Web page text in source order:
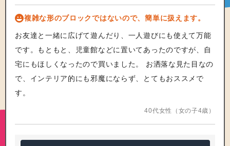
複雑な形のブロックではないので、簡単に扱えます。
お友達と一緒に広げて遊んだり、一人遊びにも使えて万能
です。もともと、児童館などに置いてあったのですが、自
宅にもほしくなったので買いました。 お洒落な見た目なの
で、インテリア的にも邪魔にならず、とてもおススメで
す。
40代女性（女の子4歳）